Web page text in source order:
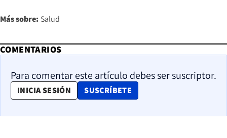
Más sobre: Salud
COMENTARIOS
Para comentar este artículo debes ser suscriptor.
INICIA SESIÓN SUSCRÍBETE
OPENS IN NEW WINDOW